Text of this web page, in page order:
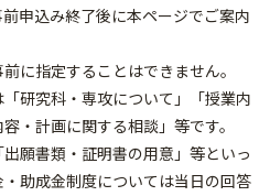
申込み終了後に本ページでご案内
に指定することはできません。
研究科・専攻について」「授業内
・計画に関する相談」等です。
出願書類・証明書の用意」等といっ
助成金制度については当日の回答